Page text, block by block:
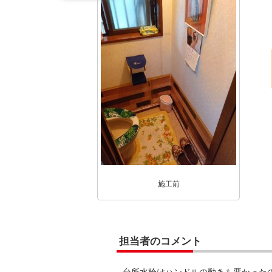
施工前
担当者のコメント